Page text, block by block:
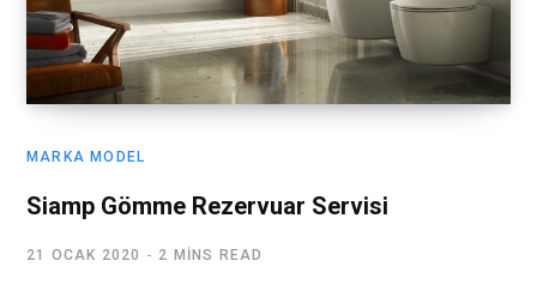
MARKA MODEL
Siamp Gömme Rezervuar Servisi
21 OCAK 2020 2 MINS READ